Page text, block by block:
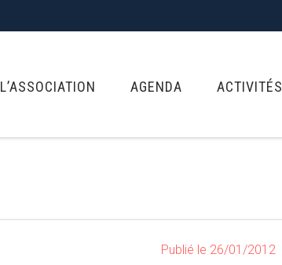
L’ASSOCIATION AGENDA ACTIVITÉS
Publié le 26/01/2012